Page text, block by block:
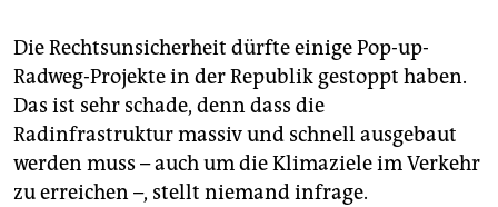
Die Rechtsunsicherheit dürfte einige Pop-up-
Radweg-Projekte in der Republik gestoppt haben.
Das ist sehr schade, denn dass die
Radinfrastruktur massiv und schnell ausgebaut
werden muss – auch um die Klimaziele im Verkehr
zu erreichen –, stellt niemand infrage.